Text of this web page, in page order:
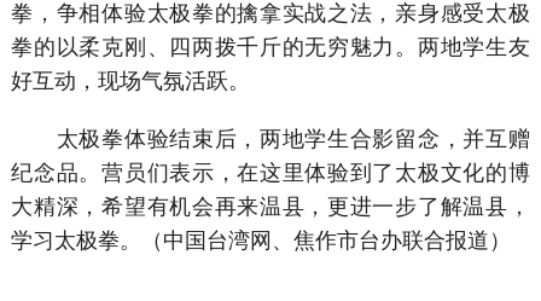
拳，争相体验太极拳的擒拿实战之法，亲身感受太极
拳的以柔克刚、四两拨千斤的无穷魅力。两地学生友
好互动，现场气氛活跃。
太极拳体验结束后，两地学生合影留念，并互赠
纪念品。营员们表示，在这里体验到了太极文化的博
大精深，希望有机会再来温县，更进一步了解温县，
学习太极拳。（中国台湾网、焦作市台办联合报道）